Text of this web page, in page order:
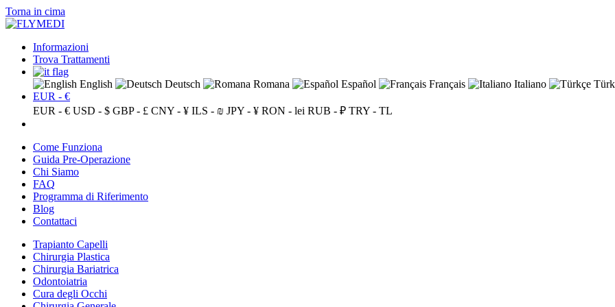
Torna in cima
Informazioni
Trova Trattamenti
English Deutsch Romana Español Français Italiano
EUR - €
EUR - € USD - $ GBP - £ CNY - ¥ ILS - ₪ JPY - ¥ RON - lei RUB - ₽ TRY - TL
Come Funziona
Guida Pre-Operazione
Chi Siamo
FAQ
Programma di Riferimento
Blog
Contattaci
Trapianto Capelli
Chirurgia Plastica
Chirurgia Bariatrica
Odontoiatria
Cura degli Occhi